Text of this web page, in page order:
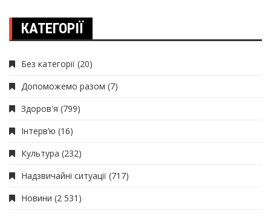
КАТЕГОРІЇ
Без категорії (20)
Допоможемо разом (7)
Здоров'я (799)
Інтерв’ю (16)
Культура (232)
Надзвичайні ситуації (717)
Новини (2 531)